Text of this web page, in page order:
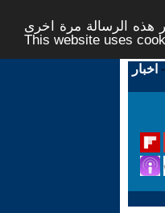
هذه الرسالة مرة اخرى -
This website uses
- اخبار